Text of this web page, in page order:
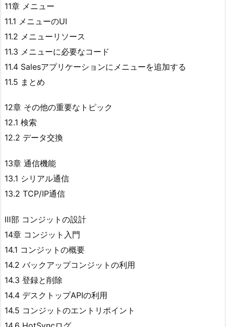
11章 メニュー
11.1 メニューのUI
11.2 メニューリソース
11.3 メニューに必要なコード
11.4 Salesアプリケーションにメニューを追加する
11.5 まとめ
12章 その他の重要なトピック
12.1 検索
12.2 データ交換
13章 通信機能
13.1 シリアル通信
13.2 TCP/IP通信
Ⅲ部 コンジットの設計
14章 コンジット入門
14.1 コンジットの概要
14.2 バックアップコンジットの利用
14.3 登録と削除
14.4 デスクトップAPIの利用
14.5 コンジットのエントリポイント